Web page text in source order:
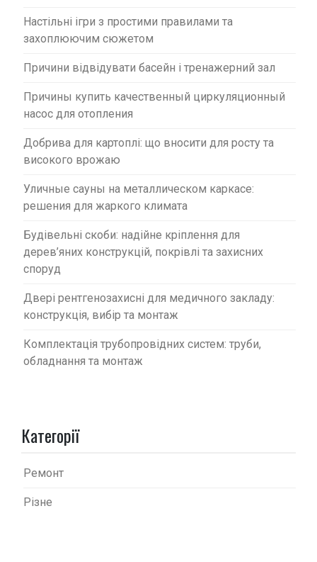
Настільні ігри з простими правилами та
захоплюючим сюжетом
Причини відвідувати басейн і тренажерний зал
Причины купить качественный циркуляционный
насос для отопления
Добрива для картоплі: що вносити для росту та
високого врожаю
Уличные сауны на металлическом каркасе:
решения для жаркого климата
Будівельні скоби: надійне кріплення для
дерев’яних конструкцій, покрівлі та захисних
споруд
Двері рентгенозахисні для медичного закладу:
конструкція, вибір та монтаж
Комплектація трубопровідних систем: труби,
обладнання та монтаж
Категорії
Ремонт
Різне